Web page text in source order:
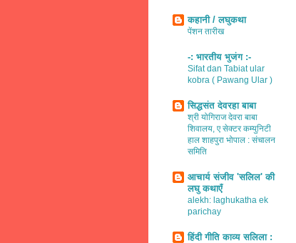
कहानी / लघुकथा
पेंशन तारीख
-: भारतीय भुजंग :-
Sifat dan Tabiat ular
kobra ( Pawang Ular )
सिद्धसंत देवरहा बाबा
श्री योगिराज देवरा बाबा
शिवालय, ए सेक्टर कम्युनिटी
हाल शाहपुरा भोपाल : संचालन
समिति
आचार्य संजीव 'सलिल' की
लघु कथाएँ
alekh: laghukatha ek
parichay
हिंदी गीति काव्य सलिला :